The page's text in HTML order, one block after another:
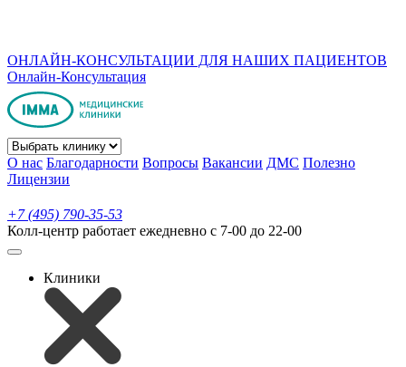
ОНЛАЙН-КОНСУЛЬТАЦИИ ДЛЯ НАШИХ ПАЦИЕНТОВ
Онлайн-Консультация
О нас Благодарности Вопросы Вакансии ДМС Полезно
Лицензии
+7 (495) 790-35-53
Колл-центр работает ежедневно с 7-00 до 22-00
Клиники